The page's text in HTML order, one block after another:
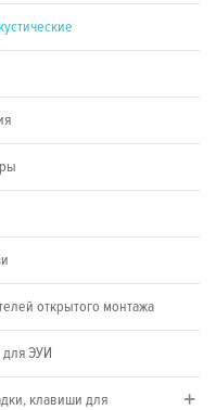
открытого монтажа
ЭУИ
клавиши для